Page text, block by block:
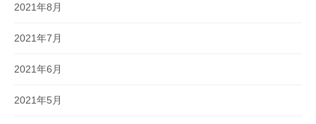
2021年8月
2021年7月
2021年6月
2021年5月